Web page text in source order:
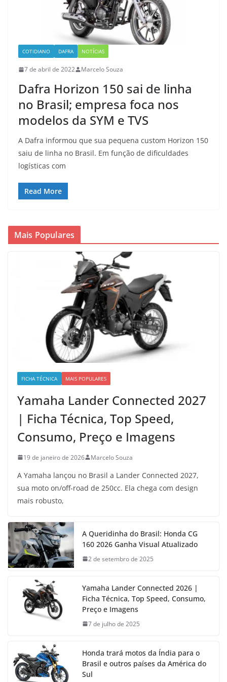
COTIDIANO DAFRA NOTÍCIAS
7 de abril de 2022 Marcelo Souza
Dafra Horizon 150 sai de linha
no Brasil; empresa foca nos
modelos da SYM e TVS
A Dafra informou que sua pequena custom Horizon 150
saiu de linha no Brasil. Em função de dificuldades
logísticas com
Read More
Mais Populares
FICHA TÉCNICA MAIS POPULARES
Yamaha Lander Connected 2027
| Ficha Técnica, Top Speed,
Consumo, Preço e Imagens
19 de janeiro de 2026 Marcelo Souza
A Yamaha lançou no Brasil a Lander Connected 2027,
sua moto on/off-road de 250cc. Ela chega com design
mais robusto,
A Queridinha do Brasil: Honda CG
160 2026 Ganha Visual Atualizado
2 de setembro de 2025
Yamaha Lander Connected 2026 |
Ficha Técnica, Top Speed, Consumo,
Preço e Imagens
7 de julho de 2025
Honda trará motos da Índia para o
Brasil e outros países da América do
Sul